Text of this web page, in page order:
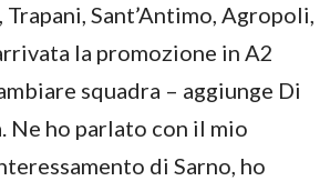
Sant’Antimo, Agropoli,
la promozione in A2
squadra – aggiunge Di
Ne ho parlato con il mio
di Sarno, ho